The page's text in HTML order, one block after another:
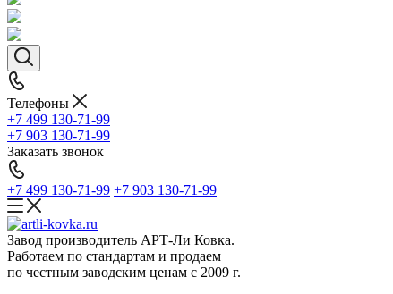
Телефоны
+7 499 130-71-99
+7 903 130-71-99
Заказать звонок
+7 499 130-71-99 +7 903 130-71-99
Завод производитель АРТ-Ли Ковка.
Работаем по стандартам и продаем
по честным заводским ценам с 2009 г.